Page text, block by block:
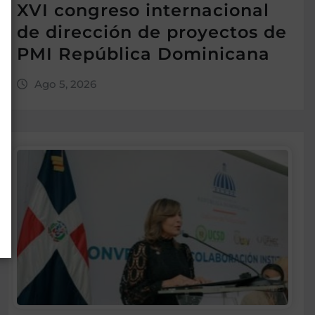
XVI congreso internacional
de dirección de proyectos de
PMI República Dominicana
Ago 5, 2026